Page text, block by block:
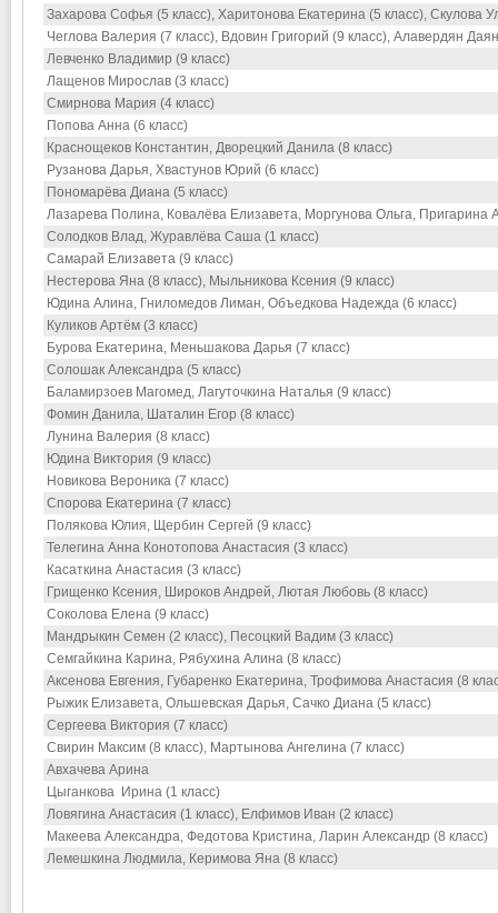
Захарова Софья (5 класс), Харитонова Екатерина (5 класс), Скулова
Чеглова Валерия (7 класс), Вдовин Григорий (9 класс), Алавердян
Левченко Владимир (9 класс)
Лащенов Мирослав (3 класс)
Смирнова Мария (4 класс)
Попова Анна (6 класс)
Краснощеков Константин, Дворецкий Данила (8 класс)
Рузанова Дарья, Хвастунов Юрий (6 класс)
Пономарёва Диана (5 класс)
Лазарева Полина, Ковалёва Елизавета, Моргунова Ольга, Пригарина
Солодков Влад, Журавлёва Саша (1 класс)
Самарай Елизавета (9 класс)
Нестерова Яна (8 класс), Мыльникова Ксения (9 класс)
Юдина Алина, Гниломедов Лиман, Объедкова Надежда (6 класс)
Куликов Артём (3 класс)
Бурова Екатерина, Меньшакова Дарья (7 класс)
Солошак Александра (5 класс)
Баламирзоев Магомед, Лагуточкина Наталья (9 класс)
Фомин Данила, Шаталин Егор (8 класс)
Лунина Валерия (8 класс)
Юдина Виктория (9 класс)
Новикова Вероника (7 класс)
Спорова Екатерина (7 класс)
Полякова Юлия, Щербин Сергей (9 класс)
Телегина Анна Конотопова Анастасия (3 класс)
Касаткина Анастасия (3 класс)
Грищенко Ксения, Широков Андрей, Лютая Любовь (8 класс)
Соколова Елена (9 класс)
Мандрыкин Семен (2 класс), Песоцкий Вадим (3 класс)
Семгайкина Карина, Рябухина Алина (8 класс)
Аксенова Евгения, Губаренко Екатерина, Трофимова Анастасия (8
Рыжик Елизавета, Ольшевская Дарья, Сачко Диана (5 класс)
Сергеева Виктория (7 класс)
Свирин Максим (8 класс), Мартынова Ангелина (7 класс)
Авхачева Арина
Цыганкова Ирина (1 класс)
Ловягина Анастасия (1 класс), Елфимов Иван (2 класс)
Макеева Александра, Федотова Кристина, Ларин Александр (8 класс)
Лемешкина Людмила, Керимова Яна (8 класс)